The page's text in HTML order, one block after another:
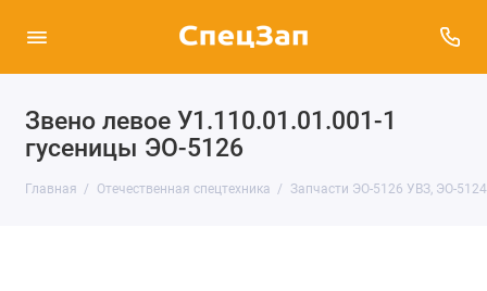
Звено левое У1.110.01.01.001-1
гусеницы ЭО-5126
Главная Отечественная спецтехника Запчасти ЭО-5126 УВЗ, ЭО-